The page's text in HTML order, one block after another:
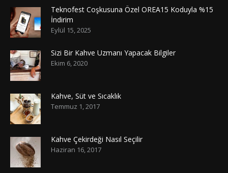
Teknofest Coşkusuna Özel OREA15 Koduyla %15
İndirim
Eylül 15, 2025
Sizi Bir Kahve Uzmanı Yapacak Bilgiler
Ekim 6, 2020
Kahve, Süt ve Sıcaklık
Temmuz 1, 2017
Kahve Çekirdeği Nasıl Seçilir
Haziran 16, 2017